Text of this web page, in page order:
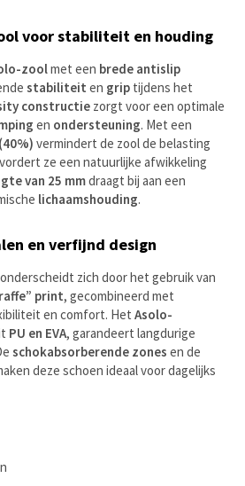
voor stabiliteit en houding
zoolmet een brede antislip
stabiliteit en grip tijdens het
constructie zorgt voor een optimale
en ondersteuning. Met een
vermindert de zool de belasting
ze een natuurlijke afwikkeling
van 25 mmdraagt bij aan een
lichaamshouding.
en verfijnd design
zich door het gebruik van
print, gecombineerd met
en comfort. HetAsolo-
PU en EVA, garandeert langdurige
schokabsorberende zones en de
deze schoen ideaal voor dagelijks